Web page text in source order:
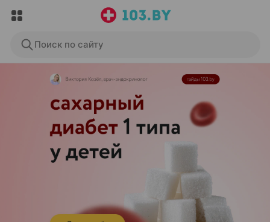
Поиск по сайту
ЭФФЕКТИВНАЯ РЕКЛАМА НА САЙТЕ